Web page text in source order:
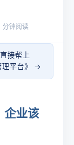
分钟阅读
接帮上
理平台》 →
企业该